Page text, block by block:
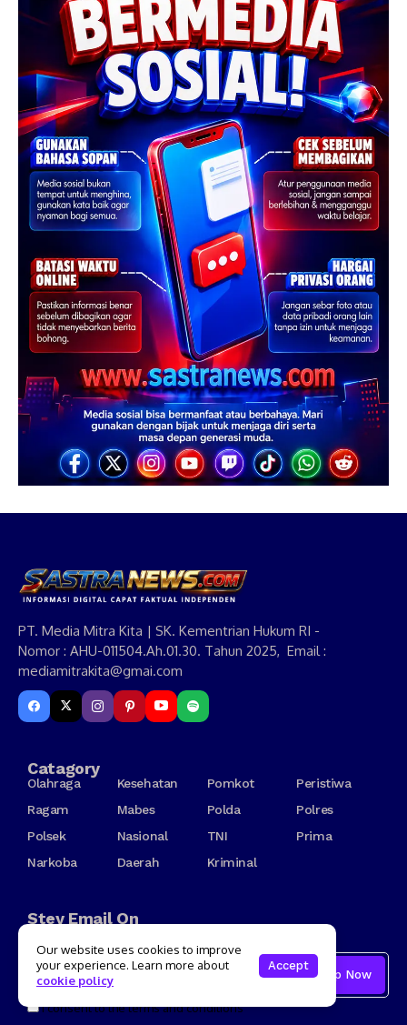
PT. Media Mitra Kita | SK. Kementrian Hukum RI -
Nomor : AHU-011504.Ah.01.30. Tahun 2025, Email :
mediamitrakita@gmai.com
Catagory
Olahraga Kesehatan Pomkot
Peristiwa
Ragam
Mabes Polda
Polres
Polsek
Nasional TNI
Prima
Narkoba
Daerah Kriminal
Stey Email On
Subscribe Sastra News
I consent to the terms and conditions
Our website uses cookies to improve
your experience. Learn more about
cookie policy
Accept